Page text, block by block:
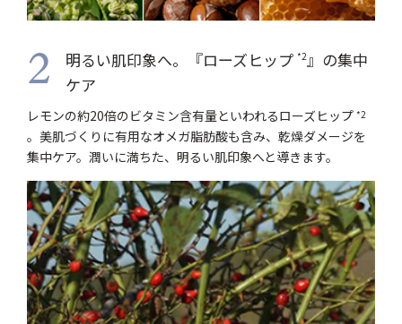
2 明るい肌印象へ。『ローズヒップ*2 』の集中
ケア
レモンの約20倍のビタミン含有量といわれるローズヒップ*2
。美肌づくりに有用なオメガ脂肪酸も含み、乾燥ダメージを
集中ケア。潤いに満ちた、明るい肌印象へと導きます。